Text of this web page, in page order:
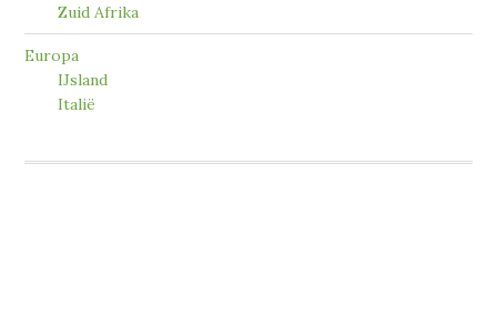
Zuid Afrika
Europa
IJsland
Italië